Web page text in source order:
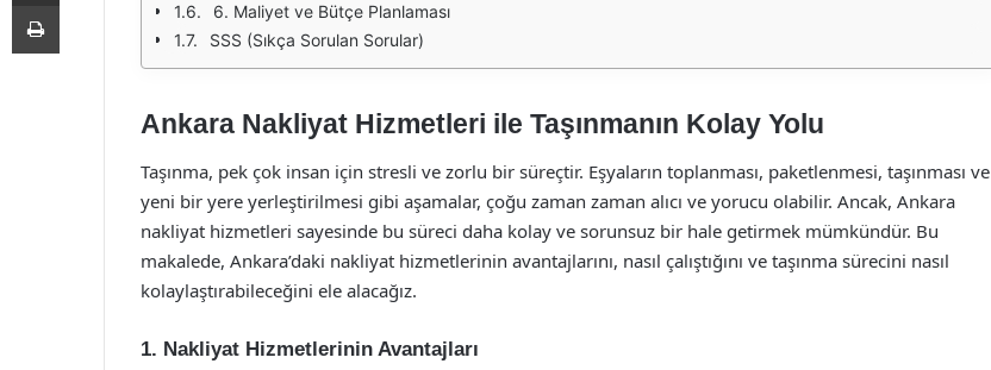
6. Maliyet ve Bütçe Planlaması
SSS (Sıkça Sorulan Sorular)
Ankara Nakliyat Hizmetleri ile Taşınmanın Kolay Yolu
Taşınma, pek çok insan için stresli ve zorlu bir süreçtir. Eşyaların toplanması, paketlenmesi, taşınması ve
yeni bir yere yerleştirilmesi gibi aşamalar, çoğu zaman zaman alıcı ve yorucu olabilir. Ancak, Ankara
nakliyat hizmetleri sayesinde bu süreci daha kolay ve sorunsuz bir hale getirmek mümkündür. Bu
makalede, Ankara’daki nakliyat hizmetlerinin avantajlarını, nasıl çalıştığını ve taşınma sürecini nasıl
kolaylaştırabileceğini ele alacağız.
1. Nakliyat Hizmetlerinin Avantajları